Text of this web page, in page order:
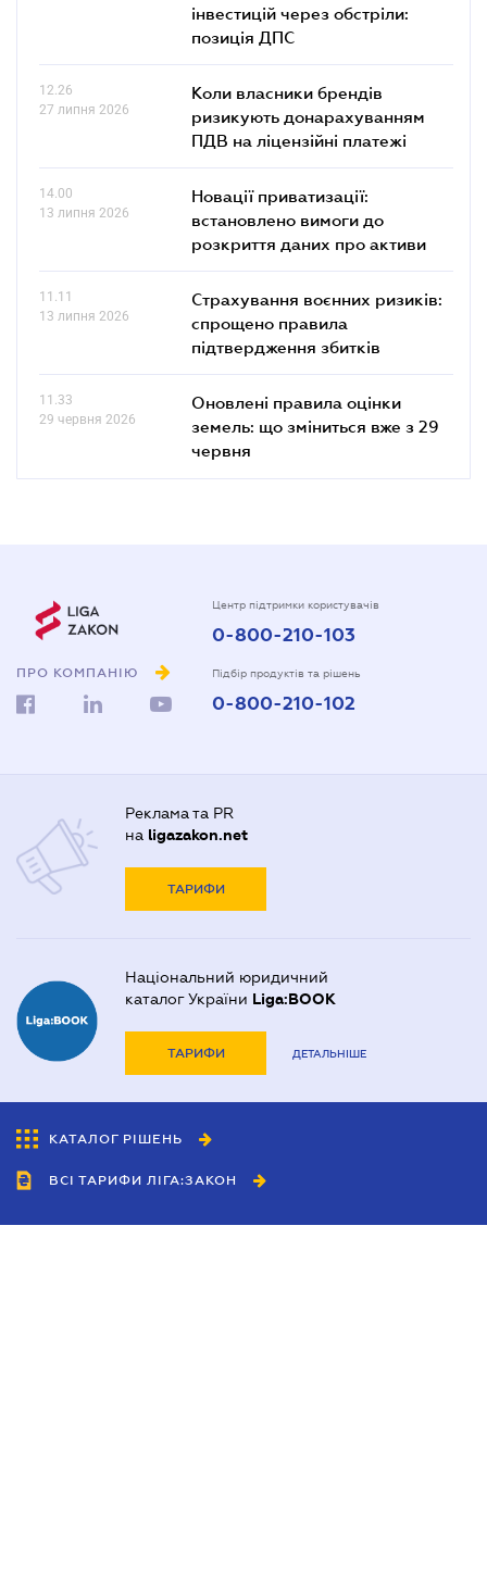
інвестицій через обстріли:
позиція ДПС
12.26
27 липня 2026
Коли власники брендів
ризикують донарахуванням
ПДВ на ліцензійні платежі
14.00
13 липня 2026
Новації приватизації:
встановлено вимоги до
розкриття даних про активи
11.11
13 липня 2026
Страхування воєнних ризиків:
спрощено правила
підтвердження збитків
11.33
29 червня 2026
Оновлені правила оцінки
земель: що зміниться вже з 29
червня
ПРО КОМПАНІЮ
Центр підтримки користувачів
0-800-210-103
Підбір продуктів та рішень
0-800-210-102
Реклама та PR
на ligazakon.net
ТАРИФИ
Національний юридичний
каталог України Liga:BOOK
ТАРИФИ ДЕТАЛЬНІШЕ
КАТАЛОГ РІШЕНЬ
ВСІ ТАРИФИ ЛІГА:ЗАКОН